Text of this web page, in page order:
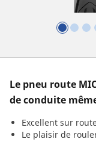
Le pneu route
de conduite
Excellent sur
Le plaisir de